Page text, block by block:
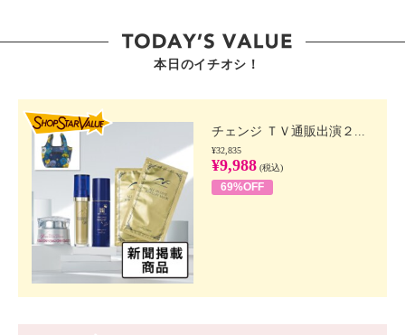
本日のイチオシ！
チェンジ ＴＶ通販出演２...
¥32,835
¥9,988 (税込)
69%OFF